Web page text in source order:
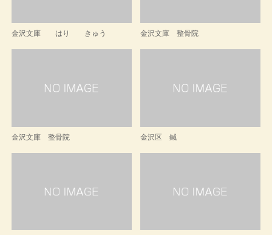
金沢文庫 はり きゅう 金沢文庫 整骨院
金沢文庫 整骨院 金沢区 鍼